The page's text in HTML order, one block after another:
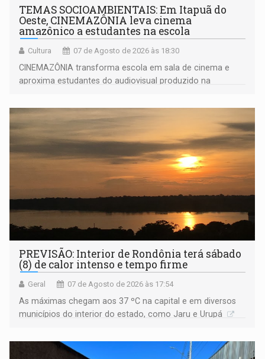
TEMAS SOCIOAMBIENTAIS: Em Itapuã do
Oeste, CINEMAZÔNIA leva cinema
amazônico a estudantes na escola
Cultura 07 de Agosto de 2026 às 18:30
CINEMAZÔNIA transforma escola em sala de cinema e
aproxima estudantes do audiovisual produzido na
PREVISÃO: Interior de Rondônia terá sábado
(8) de calor intenso e tempo firme
Geral 07 de Agosto de 2026 às 17:54
As máximas chegam aos 37 ºC na capital e em diversos
municípios do interior do estado, como Jaru e Urupá